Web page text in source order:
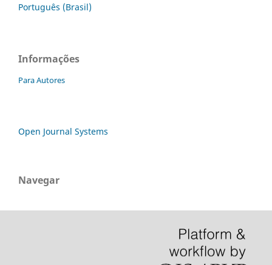
Português (Brasil)
Informações
Para Autores
Open Journal Systems
Navegar